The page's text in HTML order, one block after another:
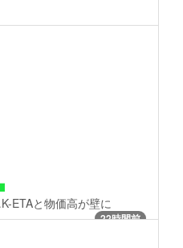
ETAと物価高が壁に
22時間前